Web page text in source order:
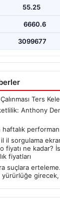
55.25
6660.6
3099677
Ters
Anthony
haftalık
il il sorgulama
fiyatı ne kadar?
fiyatları
suçlara
yürürlüğe